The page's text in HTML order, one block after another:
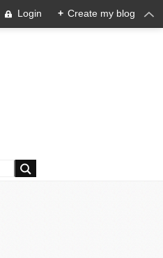
Login + Create my blog